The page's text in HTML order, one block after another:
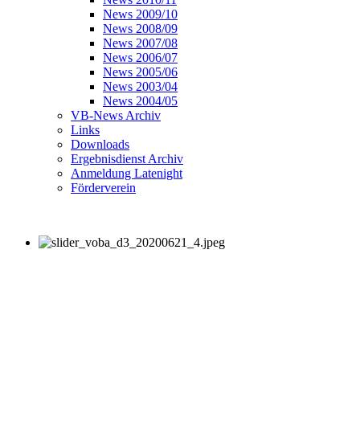
News 2009/10
News 2008/09
News 2007/08
News 2006/07
News 2005/06
News 2003/04
News 2004/05
VB-News Archiv
Links
Downloads
Ergebnisdienst Archiv
Anmeldung Latenight
Förderverein